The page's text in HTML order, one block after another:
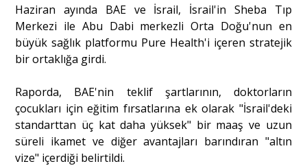
Dosya Haber
Ankara Analiz
Haziran ayında BAE ve İsrail, İsrail'in Sheba Tıp
Merkezi ile Abu Dabi merkezli Orta Doğu'nun en
büyük sağlık platformu Pure Health'i içeren stratejik
bir ortaklığa girdi.
Raporda, BAE'nin teklif şartlarının, doktorların
çocukları için eğitim fırsatlarına ek olarak "İsrail'deki
standarttan üç kat daha yüksek" bir maaş ve uzun
süreli ikamet ve diğer avantajları barındıran "altın
vize" içerdiği belirtildi.